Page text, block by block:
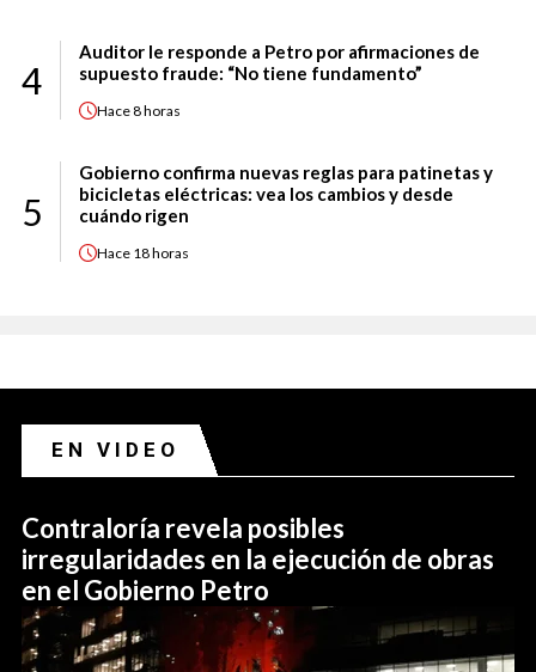
4
Auditor le responde a Petro por afirmaciones de
supuesto fraude: “No tiene fundamento”
Hace8 horas
5
Gobierno confirma nuevas reglas para patinetas y
bicicletas eléctricas: vea los cambios y desde
cuándo rigen
Hace 18 horas
EN VIDEO
Contraloría revela posibles
irregularidades en la ejecución de obras
en el Gobierno Petro